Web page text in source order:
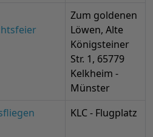
Zum goldenen
Löwen, Alte
Königsteiner
Str. 1, 65779
Kelkheim -
Münster
KLC - Flugplatz